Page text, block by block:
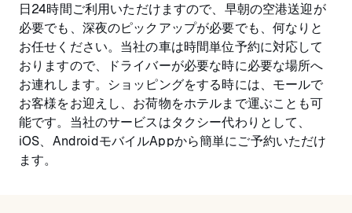
日24時間ご利用いただけますので、早朝の空港送迎が
必要でも、深夜のピックアップが必要でも、何なりと
お任せください。当社の車は時間単位予約に対応して
おりますので、ドライバーが必要な時に必要な場所へ
お連れします。ショッピングをする時には、モールで
お客様をお迎えし、お荷物をホテルまで運ぶことも可
能です。当社のサービスはタクシー代わりとして、
iOS、AndroidモバイルAppから簡単にご予約いただけ
ます。